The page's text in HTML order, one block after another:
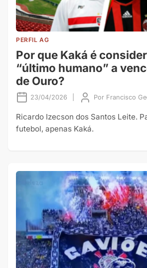
PERFIL AG
Por que Kaká é
“último humano” a
de Ouro?
23/04/2026 Por Francisco
Ricardo Izecson dos Santos Leite.
futebol, apenas Kaká.